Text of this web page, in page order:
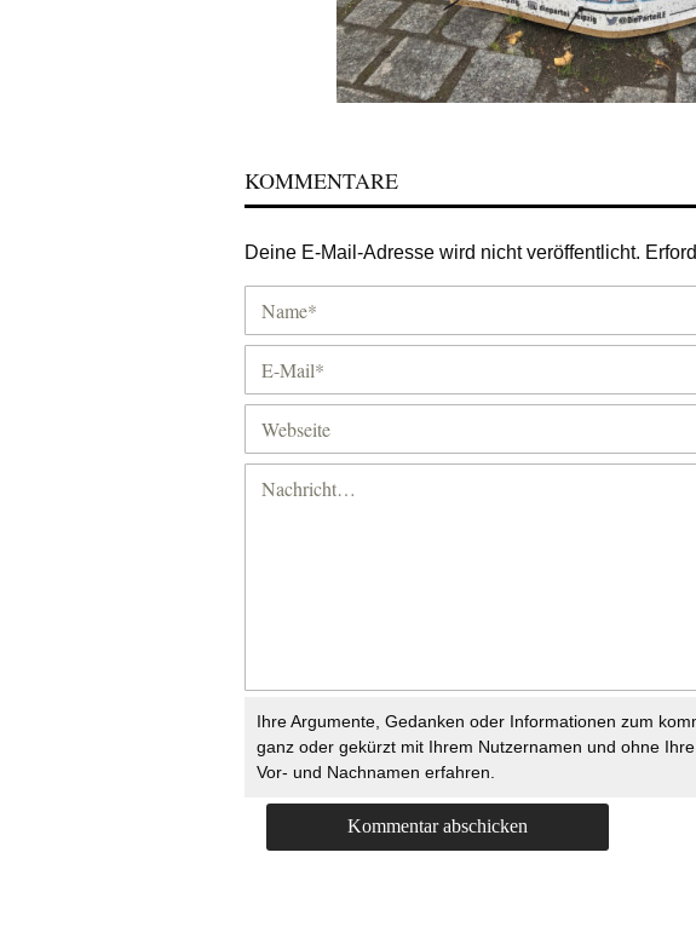
KOMMENTARE
Deine E-Mail-Adresse wird nicht veröffentlicht.
Ihre Argumente, Gedanken oder Informationen zum
ganz oder gekürzt mit Ihrem Nutzernamen und ohne
Vor- und Nachnamen erfahren.